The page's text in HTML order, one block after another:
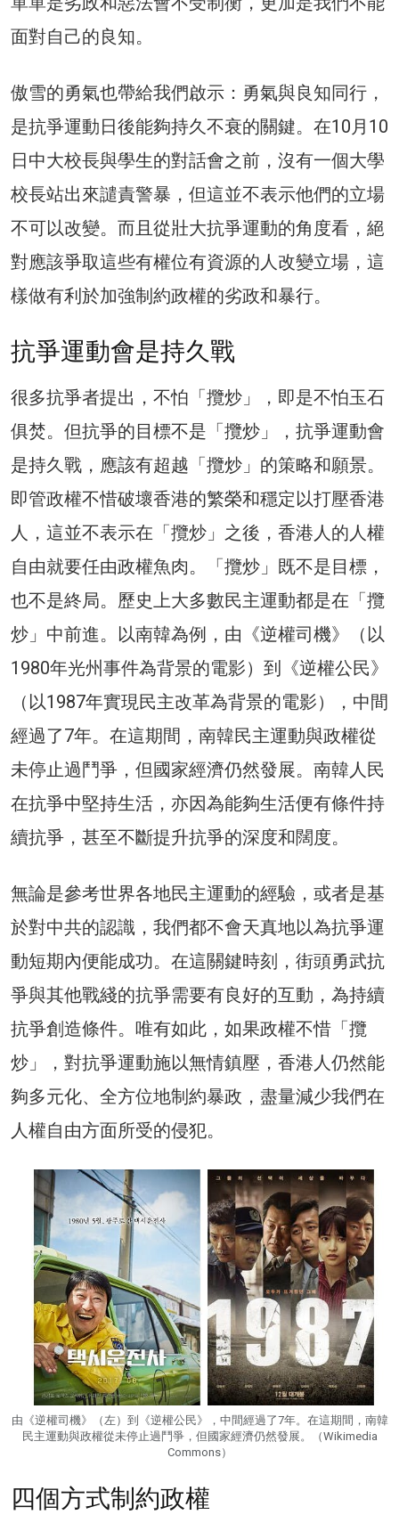
面對自己的良知。
傲雪的勇氣也帶給我們啟示：勇氣與良知同行，
是抗爭運動日後能夠持久不衰的關鍵。在10月10
日中大校長與學生的對話會之前，沒有一個大學
校長站出來譴責警暴，但這並不表示他們的立場
不可以改變。而且從壯大抗爭運動的角度看，絕
對應該爭取這些有權位有資源的人改變立場，這
樣做有利於加強制約政權的劣政和暴行。
抗爭運動會是持久戰
很多抗爭者提出，不怕「攬炒」，即是不怕玉石
俱焚。但抗爭的目標不是「攬炒」，抗爭運動會
是持久戰，應該有超越「攬炒」的策略和願景。
即管政權不惜破壞香港的繁榮和穩定以打壓香港
人，這並不表示在「攬炒」之後，香港人的人權
自由就要任由政權魚肉。「攬炒」既不是目標，
也不是終局。歷史上大多數民主運動都是在「攬
炒」中前進。以南韓為例，由《逆權司機》（以
1980年光州事件為背景的電影）到《逆權公民》
（以1987年實現民主改革為背景的電影），中間
經過了7年。在這期間，南韓民主運動與政權從
未停止過鬥爭，但國家經濟仍然發展。南韓人民
在抗爭中堅持生活，亦因為能夠生活便有條件持
續抗爭，甚至不斷提升抗爭的深度和闊度。
無論是參考世界各地民主運動的經驗，或者是基
於對中共的認識，我們都不會天真地以為抗爭運
動短期內便能成功。在這關鍵時刻，街頭勇武抗
爭與其他戰綫的抗爭需要有良好的互動，為持續
抗爭創造條件。唯有如此，如果政權不惜「攬
炒」，對抗爭運動施以無情鎮壓，香港人仍然能
夠多元化、全方位地制約暴政，盡量減少我們在
人權自由方面所受的侵犯。
由《逆權司機》（左）到《逆權公民》，中間經過了7年。在這期間，南韓
民主運動與政權從未停止過鬥爭，但國家經濟仍然發展。（Wikimedia
Commons）
四個方式制約政權